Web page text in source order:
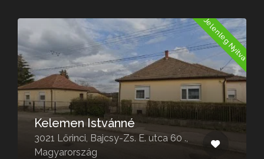
Jelenleg Nyitva
Kelemen Istvánné
3021 Lőrinci, Bajcsy-Zs. E. utca 60 .,
Magyarország